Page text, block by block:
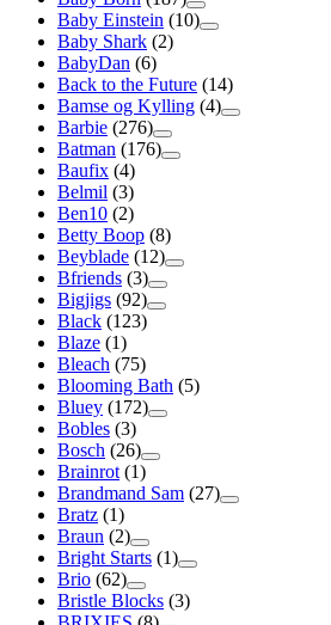
Baby Einstein (10)
Baby Shark (2)
BabyDan (6)
Back to the Future (14)
Bamse og Kylling (4)
Barbie (276)
Batman (176)
Baufix (4)
Belmil (3)
Ben10 (2)
Betty Boop (8)
Beyblade (12)
Bfriends (3)
Bigjigs (92)
Black (123)
Blaze (1)
Bleach (75)
Blooming Bath (5)
Bluey (172)
Bobles (3)
Bosch (26)
Brainrot (1)
Brandmand Sam (27)
Bratz (1)
Braun (2)
Bright Starts (1)
Brio (62)
Bristle Blocks (3)